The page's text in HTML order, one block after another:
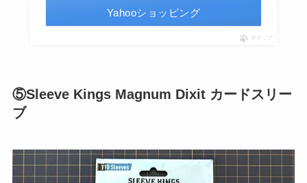
Yahooショッピング
ポチップ
⑤Sleeve Kings Magnum Dixit カードスリー
ブ